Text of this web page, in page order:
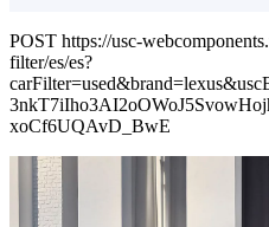
POST https://usc-
filter/es/es?
xoCf6UQAvD_BwE